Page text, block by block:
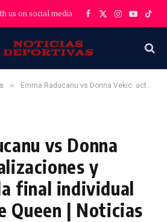
us on social media Facebook
X
Instagram
YouTube
» Emma Raducanu vs Donna Vekic: actualizaciones y análisis de la final individual femenina de Queen | Noticias de tenis
vs Donna
y
final individual
Queen | Noticias